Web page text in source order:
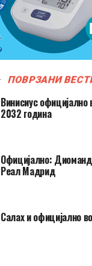
ПОВРЗАНИ
Винисиус
2032 година
Официјално:
Реал Мадрид
Салах и официјално